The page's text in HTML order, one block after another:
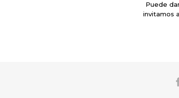
Puede
invitamos